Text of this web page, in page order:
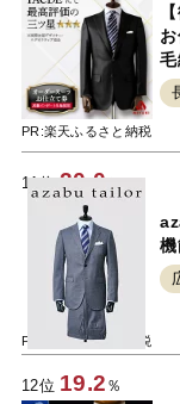
PR:楽天ふるさと納税
11位20.0％
PR:楽天ふるさと納税
機
12位 19.2 ％